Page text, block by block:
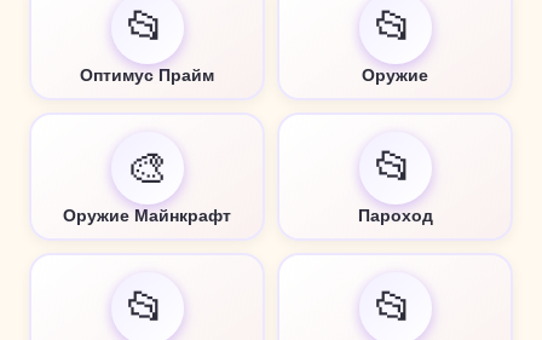
📂
Оптимус Прайм
📂
Оружие
🎨
Оружие Майнкрафт
📂
Пароход
📂 📂